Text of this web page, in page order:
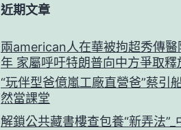
近期文章
兩american人在華被拘超秀傳醫
年 家屬呼吁特朗普向中方爭取釋
“玩伴型爸億嵐工廠直營爸”蔡引
然當課堂
解鎖公共藏書樓查包養“新弄法”_